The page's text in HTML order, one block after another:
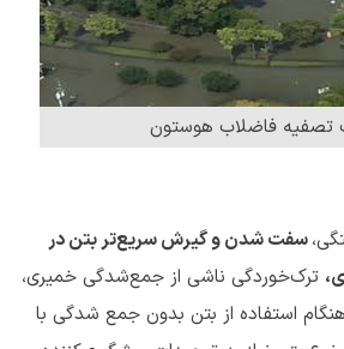
تصفیه فاضلاب هوستون
سفت شدن و گیرش سریع‌تر بتن در
ترک‌خوردگی ناشی از جمع‌شدگی خمیری،
استفاده از بتن بدون جمع شدگی با